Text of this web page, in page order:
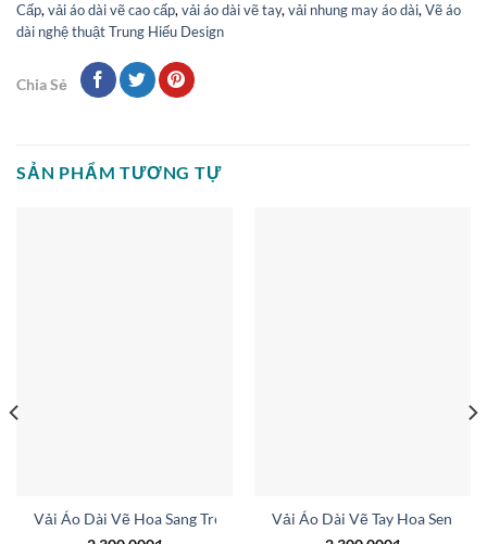
Cấp, vải áo dài vẽ cao cấp, vải áo dài vẽ tay, vải nhung may áo dài, Vẽ áo
dài nghệ thuật Trung Hiếu Design
Chia Sẻ
SẢN PHẨM TƯƠNG TỰ
Vải Áo Dài Vẽ Hoa Sang Trọng Vừa Ra AD V51025
Vải Áo Dài Vẽ Tay Hoa Sen
Ra AD V51607